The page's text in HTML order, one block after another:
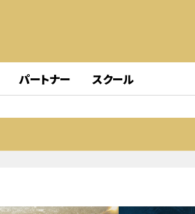
パートナー スクール